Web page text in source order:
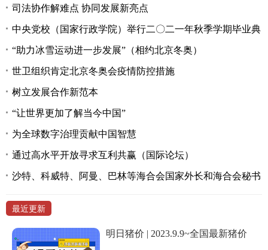
司法协作解难点 协同发展新亮点
中央党校（国家行政学院）举行二〇二一年秋季学期毕业典
“助力冰雪运动进一步发展”（相约北京冬奥）
世卫组织肯定北京冬奥会疫情防控措施
树立发展合作新范本
“让世界更加了解当今中国”
为全球数字治理贡献中国智慧
通过高水平开放寻求互利共赢（国际论坛）
沙特、科威特、阿曼、巴林等海合会国家外长和海合会秘书
最近更新
明日猪价 | 2023.9.9~全国最新猪价